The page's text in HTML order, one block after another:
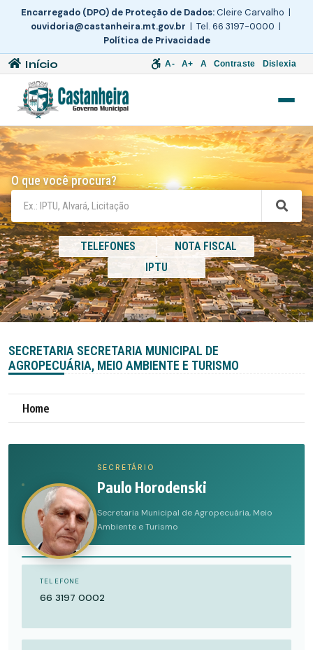
Encarregado (DPO) de Proteção de Dados:Cleire Carvalho |
ouvidoria@castanheira.mt.gov.br | Tel. 66 3197-0000 |
Política de Privacidade
Início A- A+ A Contraste Dislexia
O que você procura?
TELEFONES
NOTA FISCAL
IPTU
SECRETARIA SECRETARIA MUNICIPAL DE
AGROPECUÁRIA, MEIO AMBIENTE E TURISMO
Home
SECRETÁRIO
Paulo Horodenski
Secretaria Municipal de Agropecuária, Meio
Ambiente e Turismo
TELEFONE
66 3197 0002